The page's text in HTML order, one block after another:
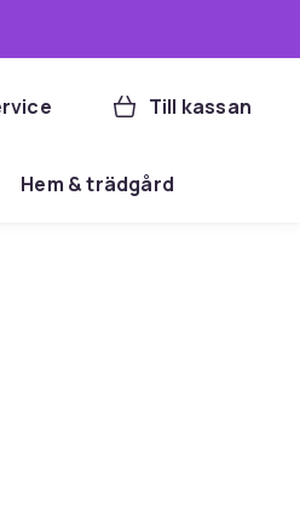
Till kassan
Hem & trädgård